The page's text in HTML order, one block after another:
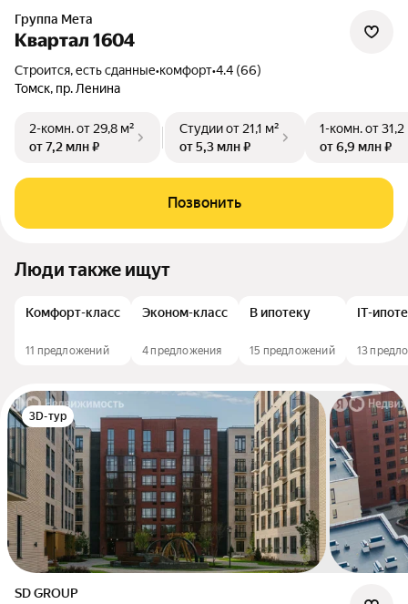
Группа Мета
Квартал 1604
Строится, есть сданные•комфорт•4.4 (66)
Томск, пр. Ленина
2-комн.от 29,8 м²
от 7,2 млн ₽
Студииот 21,1 м²
от 5,3 млн ₽
1-комн.от 31,2
от 6,9 млн ₽
Позвонить
Люди также ищут
Комфорт-класс
11 предложений
Эконом-класс
4 предложения
В ипотеку
15 предложений
IT-
13
3D-тур
SD GROUP